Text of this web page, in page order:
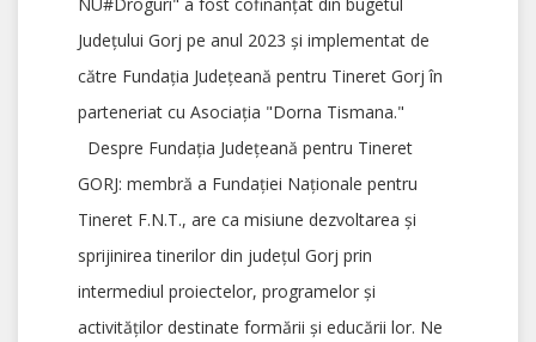
NU#Droguri" a fost cofinanțat din bugetul
Județului Gorj pe anul 2023 și implementat de
către Fundația Județeană pentru Tineret Gorj în
parteneriat cu Asociația "Dorna Tismana."
Despre Fundația Județeană pentru Tineret
GORJ: membră a Fundației Naționale pentru
Tineret F.N.T., are ca misiune dezvoltarea și
sprijinirea tinerilor din județul Gorj prin
intermediul proiectelor, programelor și
activităților destinate formării și educării lor. Ne